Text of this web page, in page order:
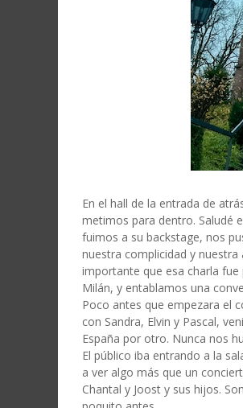
En el hall de la entrada de
metimos para dentro. Saludé
fuimos a su backstage, nos
nuestra complicidad y
importante que esa charla
Milán, y entablamos una
Poco antes que empezara el
con Sandra, Elvin y Pascal,
España por otro. Nunca nos
El público iba entrando a la
a ver algo más que un
Chantal y Joost y sus hijos.